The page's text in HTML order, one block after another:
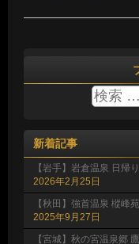
新着記事
【岩手】岩倉温泉 日
2026年2月25日
【秋田】強首温泉 樅
2025年9月27日
【宮城】秋の宮温泉